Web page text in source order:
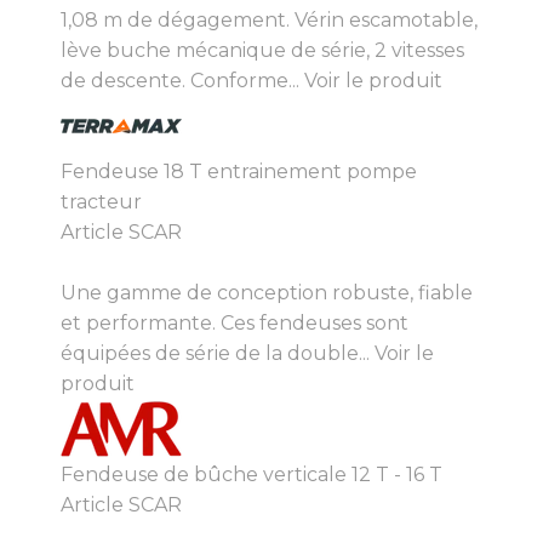
1,08 m de dégagement. Vérin escamotable,
lève buche mécanique de série, 2 vitesses
de descente. Conforme... Voir le produit
Fendeuse 18 T entrainement pompe
tracteur
Article SCAR
Une gamme de conception robuste, fiable
et performante. Ces fendeuses sont
équipées de série de la double... Voir le
produit
Fendeuse de bûche verticale 12 T - 16 T
Article SCAR